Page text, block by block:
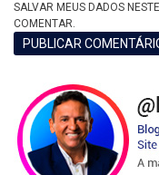
SALVAR MEUS DADOS
COMENTAR.